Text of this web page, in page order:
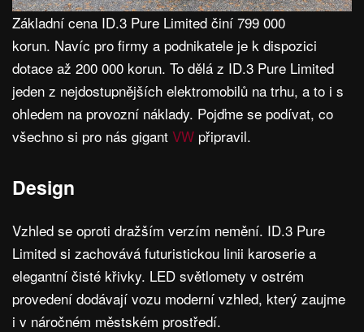
Základní cena ID.3 Pure Limited činí 799 000
korun. Navíc pro firmy a podnikatele je k dispozici
dotace až 200 000 korun. To dělá z ID.3 Pure Limited
jeden z nejdostupnějších elektromobilů na trhu, a to i s
ohledem na provozní náklady. Pojďme se podívat, co
všechno si pro nás gigant VW připravil.
Design
Vzhled se oproti dražším verzím nemění. ID.3 Pure
Limited si zachovává futuristickou linii karoserie a
elegantní čisté křivky. LED světlomety v ostrém
provedení dodávají vozu moderní vzhled, který zaujme
i v náročném městském prostředí.